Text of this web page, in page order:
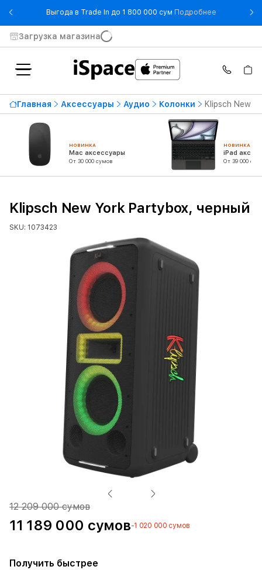
Выгода в Trade In до 1 800 000 сум Подробнее- Выгода в
Загрузка магазина
Главная Аксессуары Аудио Колонки Klipsch New
НОВИНКА
Mac аксессуары
От 30 000 сумов
НОВИНКА
iPad
От 39 000
Klipsch New York Partybox, черный
SKU: 1073423
12 209 000 сумов
11 189 000 сумов-1 020 000 сумов
Получить быстрее